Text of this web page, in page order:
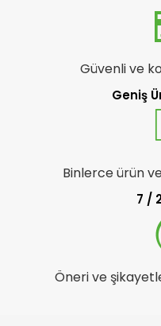
Güvenli ve
Geniş
Binlerce ürün
7 /
Öneri ve